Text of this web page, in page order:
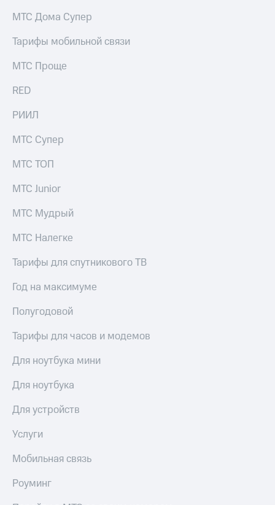
МТС Дома Супер
Тарифы мобильной связи
МТС Проще
RED
РИИЛ
МТС Супер
МТС ТОП
МТС Junior
МТС Мудрый
МТС Налегке
Тарифы для спутникового ТВ
Год на максимуме
Полугодовой
Тарифы для часов и модемов
Для ноутбука мини
Для ноутбука
Для устройств
Услуги
Мобильная связь
Роуминг